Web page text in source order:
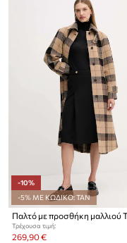
-10%
-5% ΜΕ ΚΩΔΙΚΟ: TAN
Τρέχουσα τιμή:
269,90 €